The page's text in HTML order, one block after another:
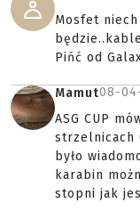
Mosfet
Pińć od
Mamut08-
ASG CUP
strzelnicach
było
karabin
stopni jak